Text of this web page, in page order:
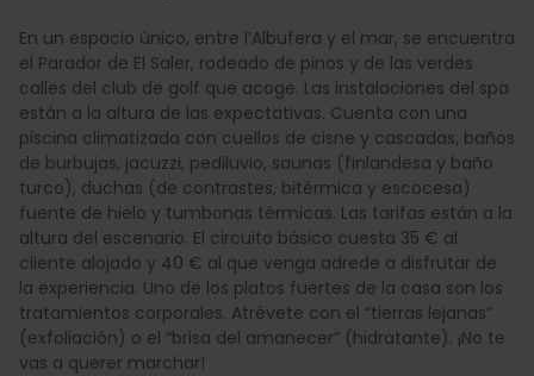
En un espacio único, entre l’Albufera y el mar, se encuentra
el Parador de El Saler, rodeado de pinos y de las verdes
calles del club de golf que acoge. Las instalaciones del spa
están a la altura de las expectativas. Cuenta con una
piscina climatizada con cuellos de cisne y cascadas, baños
de burbujas, jacuzzi, pediluvio, saunas (finlandesa y baño
turco), duchas (de contrastes, bitérmica y escocesa)
fuente de hielo y tumbonas térmicas. Las tarifas están a la
altura del escenario. El circuito básico cuesta 35 € al
cliente alojado y 40 € al que venga adrede a disfrutar de
la experiencia. Uno de los platos fuertes de la casa son los
tratamientos corporales. Atrévete con el “tierras lejanas”
(exfoliación) o el “brisa del amanecer” (hidratante). ¡No te
vas a querer marchar!